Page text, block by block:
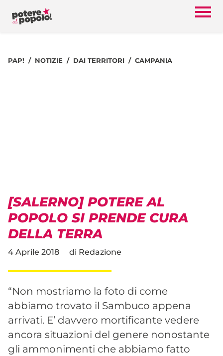
PAP! NOTIZIE DAI TERRITORI CAMPANIA
[SALERNO] POTERE AL
POPOLO SI PRENDE CURA
DELLA TERRA
4 Aprile 2018 di Redazione
“Non mostriamo la foto di come
abbiamo trovato il Sambuco appena
arrivati. E’ davvero mortificante vedere
ancora situazioni del genere nonostante
gli ammonimenti che abbiamo fatto